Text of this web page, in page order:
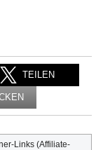
TEILEN
Links (Affiliate-